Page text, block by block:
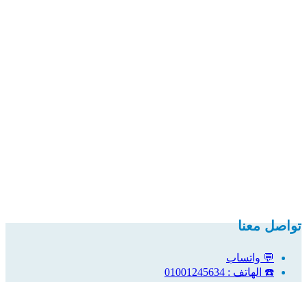
تواصل معنا
💬 واتساب
☎️ الهاتف : 01001245634